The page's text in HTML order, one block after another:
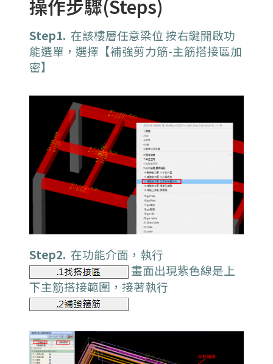
操作步驟(Steps)
Step1. 在該樓層任意梁位 按右鍵開啟功
能選單，選擇【補強剪力筋-主筋搭接區加
密】
Step2. 在功能介面，執行
畫面出現紫色線是上
下主筋搭接範圍，接著執行